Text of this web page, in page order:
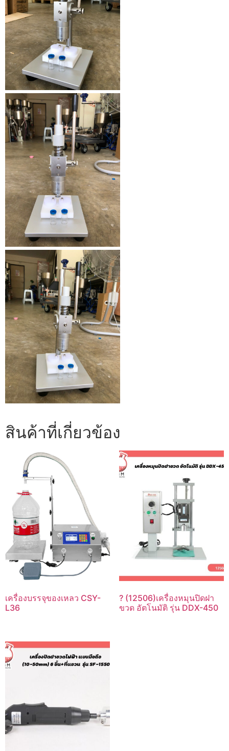
สินค้าที่เกี่ยวข้อง
เครื่องบรรจุของเหลว CSY-
L36
? (12506)เครื่องหมุนปิดฝา
ขวด อัตโนมัติ รุ่น DDX-450